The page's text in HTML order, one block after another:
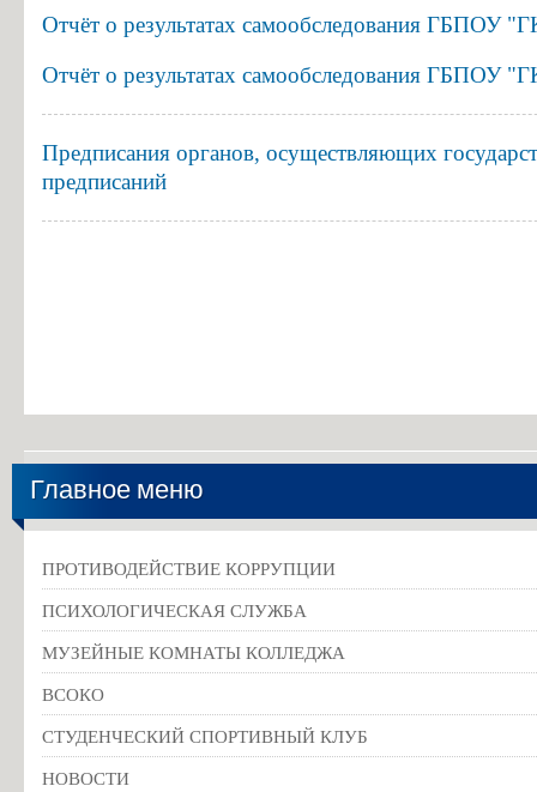
Отчёт о результатах самообследования ГБПОУ
Отчёт о результатах самообследования ГБПОУ
Предписания органов, осуществляющих
предписаний
формах,
периодичности
текущего
контроля
успеваемости
Положение
о
порядке
и
основаниях
перевода,
отчисления
восстановления
обучающихся
Положение
Главное меню
ПРОТИВОДЕЙСТВИЕ КОРРУПЦИИ
ПСИХОЛОГИЧЕСКАЯ СЛУЖБА
МУЗЕЙНЫЕ КОМНАТЫ КОЛЛЕДЖА
ВСОКО
СТУДЕНЧЕСКИЙ СПОРТИВНЫЙ КЛУБ
НОВОСТИ